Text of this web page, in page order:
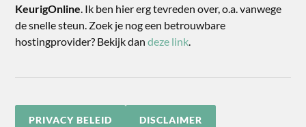
KeurigOnline. Ik ben hier erg tevreden over, o.a. vanwege
de snelle steun. Zoek je nog een betrouwbare
hostingprovider? Bekijk dandeze link.
PRIVACY BELEID DISCLAIMER